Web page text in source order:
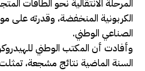
المرحلة الانتقالية نحو الطاقات
الكربونية المنخفضة، وقدرته على
الصناعي الوطني.
وأفادت أن المكتب الوطني
السنة الماضية نتائج مشجعة،